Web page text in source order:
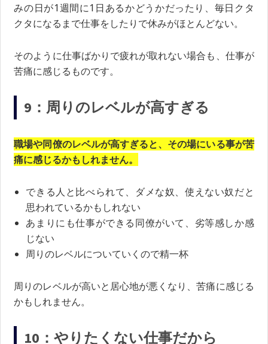
みの日が1週間に1日あるかどうかだったり、毎日クタ
クタになるまで仕事をしたりで休みがほとんどない。
そのように仕事ばかりで疲れが取れない場合も、仕事が
苦痛に感じるものです。
9：周りのレベルが高すぎる
職場や同僚のレベルが高すぎると、その場にいる事が苦
痛に感じるかもしれません。
できる人と比べられて、ダメな奴、使えない奴だと
思われているかもしれない
あまりにも仕事ができる同僚がいて、劣等感しか感
じない
周りのレベルについていくので精一杯
周りのレベルが高いと居心地が悪くなり、苦痛に感じる
かもしれません。
10：やりたくない仕事だから